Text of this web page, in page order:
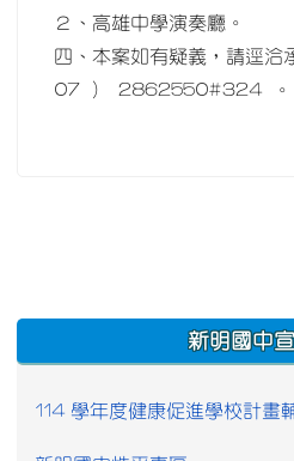
２、高雄中學演奏廳。
四、本案如有疑義，請逕洽
07 ） 2862550#324 。
:::
新明國中
114 學年度健康促進學校計畫